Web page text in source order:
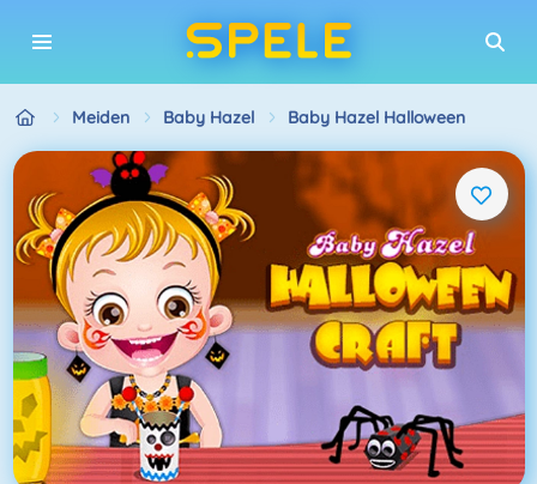
Meiden Baby Hazel Baby Hazel Halloween